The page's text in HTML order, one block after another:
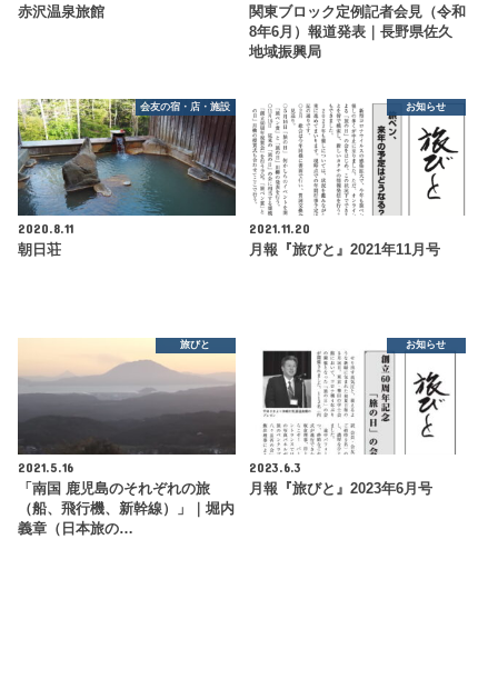
赤沢温泉旅館
関東ブロック定例記者会見（令和
8年6月）報道発表｜長野県佐久
地域振興局
会友の宿・店・施設
2020.8.11
朝日荘
お知らせ
2021.11.20
月報『旅びと』2021年11月号
旅びと
2021.5.16
「南国 鹿児島のそれぞれの旅
（船、飛行機、新幹線）」｜堀内
義章（日本旅の…
お知らせ
2023.6.3
月報『旅びと』2023年6月号